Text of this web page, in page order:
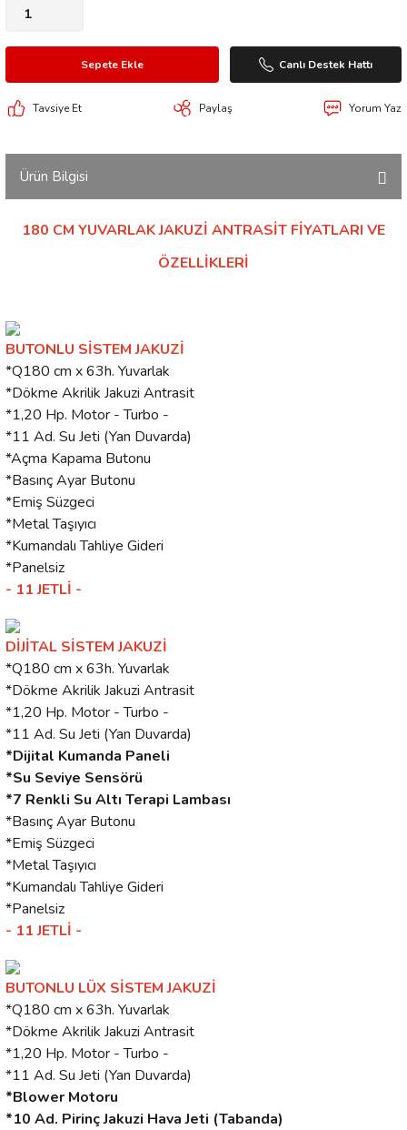
Sepete Ekle Canlı Destek Hattı
Tavsiye Et Paylaş Yorum Yaz
Ürün Bilgisi
180 CM YUVARLAK JAKUZİ ANTRASİT FİYATLARI VE
ÖZELLİKLERİ
BUTONLU SİSTEM JAKUZİ
*Q180 cm x 63h. Yuvarlak
*Dökme Akrilik Jakuzi Antrasit
*1,20 Hp. Motor - Turbo -
*11 Ad. Su Jeti (Yan Duvarda)
*Açma Kapama Butonu
*Basınç Ayar Butonu
*Emiş Süzgeci
*Metal Taşıyıcı
*Kumandalı Tahliye Gideri
*Panelsiz
- 11 JETLİ -
DİJİTAL SİSTEM JAKUZİ
*Q180 cm x 63h. Yuvarlak
*Dökme Akrilik Jakuzi Antrasit
*1,20 Hp. Motor - Turbo -
*11 Ad. Su Jeti (Yan Duvarda)
*Dijital Kumanda Paneli
*Su Seviye Sensörü
*7 Renkli Su Altı Terapi Lambası
*Basınç Ayar Butonu
*Emiş Süzgeci
*Metal Taşıyıcı
*Kumandalı Tahliye Gideri
*Panelsiz
- 11 JETLİ -
BUTONLU LÜX SİSTEM JAKUZİ
*Q180 cm x 63h. Yuvarlak
*Dökme Akrilik Jakuzi Antrasit
*1,20 Hp. Motor - Turbo -
*11 Ad. Su Jeti (Yan Duvarda)
*Blower Motoru
*10 Ad. Pirinç Jakuzi Hava Jeti (Tabanda)